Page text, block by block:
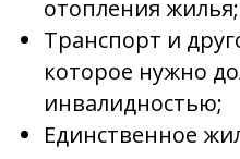
отопления жилья;
Транспорт и
которое нужно
инвалидностью;
Единственное